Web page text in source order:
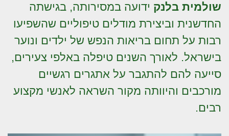
שולמית בלנק ידועה במסירותה, בגישתה
החדשנית וביצירת מודלים טיפוליים שהשפיעו
רבות על תחום בריאות הנפש של ילדים ונוער
בישראל. לאורך השנים טיפלה באלפי צעירים,
סייעה להם להתגבר על אתגרים רגשיים
מורכבים והיוותה מקור השראה לאנשי מקצוע
רבים.